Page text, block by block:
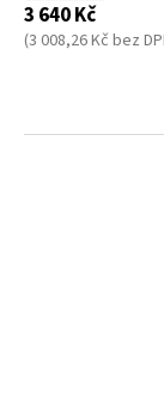
3 640 Kč
(3 008,26 Kč bez